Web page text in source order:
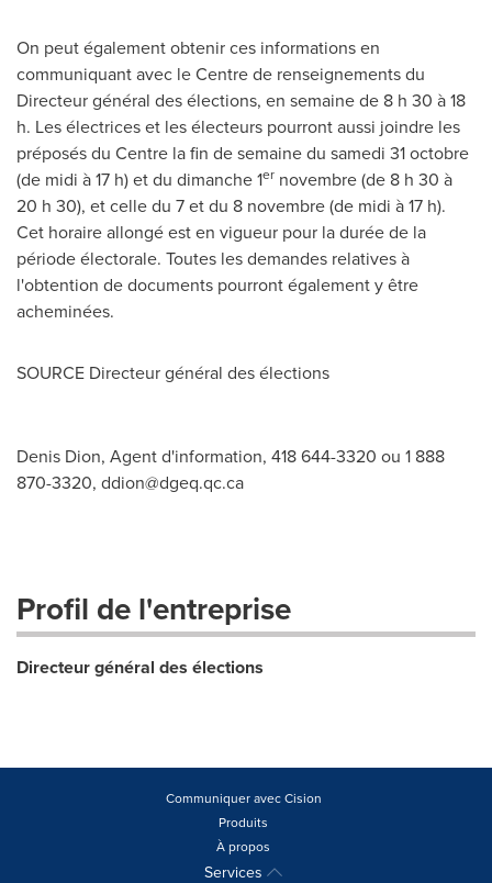
On peut également obtenir ces informations en
communiquant avec le Centre de renseignements du
Directeur général des élections, en semaine de 8 h 30 à 18
h. Les électrices et les électeurs pourront aussi joindre les
préposés du Centre la fin de semaine du samedi 31 octobre
(de midi à 17 h) et du dimanche 1er novembre (de 8 h 30 à
20 h 30), et celle du 7 et du 8 novembre (de midi à 17 h).
Cet horaire allongé est en vigueur pour la durée de la
période électorale. Toutes les demandes relatives à
l'obtention de documents pourront également y être
acheminées.
SOURCE Directeur général des élections
Denis Dion, Agent d'information, 418 644-3320 ou 1 888
870-3320, ddion@dgeq.qc.ca
Profil de l'entreprise
Directeur général des élections
Communiquer avec Cision
Produits
À propos
Services